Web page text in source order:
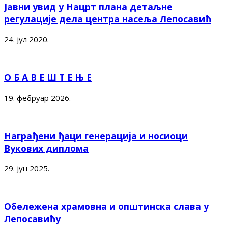
Јавни увид у Нацрт плана детаљне
регулације дела центра насеља Лепосавић
24. јул 2020.
О Б А В Е Ш Т Е Њ Е
19. фебруар 2026.
Награђени ђаци генерација и носиоци
Вукових диплома
29. јун 2025.
Обележена храмовна и општинска слава у
Лепосавићу